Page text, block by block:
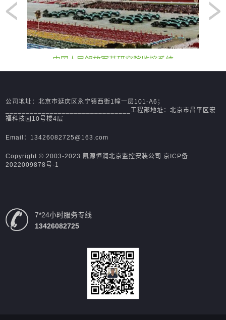
中国人民解放军某研究院监控系统
公司地址：北京市延庆区永宁镇西街1幢一层101-A6；
_______________________________工程部地址：北京市昌平区宏
福科技园10号楼4层
Email：13426082725@163.com
Copyright © 2003-2023 凯源恒润北京监控安装公司京ICP备
2022009878号-1
7*24小时服务专线
13426082725